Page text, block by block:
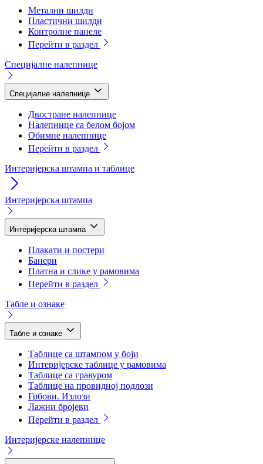
Метални шилди
Пластични шилди
Контролне панеле
Перейти в раздел
Специјалне налепнице
Специјалне налепнице
Двостране налепнице
Налепнице са белом бојом
Обимне налепнице
Перейти в раздел
Интеријерска штампа и таблице
Интеријерска штампа
Интеријерска штампа
Плакати и постери
Банери
Платна и слике у рамовима
Перейти в раздел
Табле и ознаке
Табле и ознаке
Таблице са штампом у боји
Интеријерске таблице у рамовима
Таблице са гравуром
Таблице на провидној подлози
Грбови. Излози
Лажни бројеви
Перейти в раздел
Интеријерске налепнице